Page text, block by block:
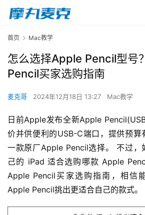
首页 Mac教学
怎么选择Apple Pencil型号
Pencil买家选购指南
麦克哥 2024年12月18日 13:27 Mac教学
日前Apple发布全新Apple
价并供便利的USB-C端口，提供预算
一款原厂Apple Pencil选择。 不过，
己的 iPad 适合选购哪款 Apple
Apple Pencil买家选购指南，相信
Apple Pencil挑出更适合自己的款式。